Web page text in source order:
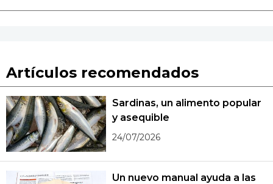
Artículos recomendados
Sardinas, un alimento popular
y asequible
24/07/2026
Un nuevo manual ayuda a las